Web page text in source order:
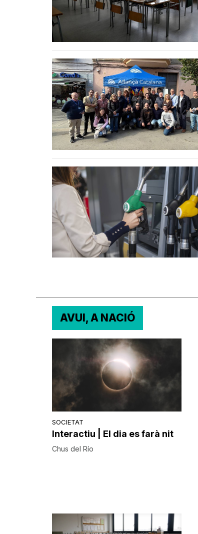
AVUI, A NACIÓ
SOCIETAT
Interactiu | El dia es farà nit
Chus del Río